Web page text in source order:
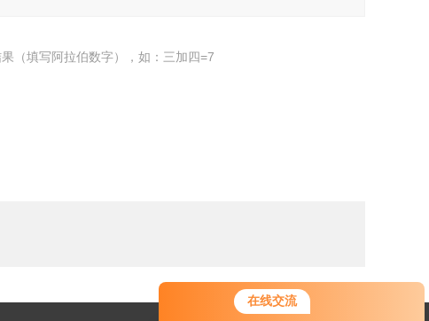
在线交流
（填写阿拉伯数字），如：三加四=7